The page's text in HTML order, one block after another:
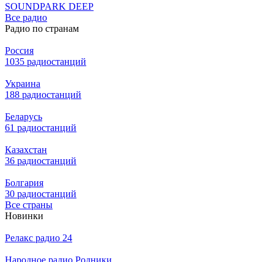
SOUNDPARK DEEP
Все радио
Радио по странам
Россия
1035 радиостанций
Украина
188 радиостанций
Беларусь
61 радиостанций
Казахстан
36 радиостанций
Болгария
30 радиостанций
Все страны
Новинки
Релакс радио 24
Народное радио Родники